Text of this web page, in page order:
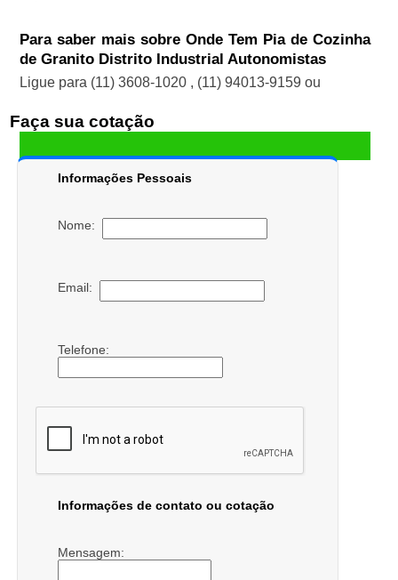
Para saber mais sobre Onde Tem Pia de Cozinha
de Granito Distrito Industrial Autonomistas
Ligue para (11) 3608-1020 , (11) 94013-9159 ou
Faça sua cotação
Informações Pessoais
Nome:
Email:
Telefone:
Informações de contato ou cotação
Mensagem: